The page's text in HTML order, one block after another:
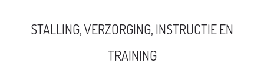
STALLING, VERZORGING, INSTRUCTIE EN
TRAINING